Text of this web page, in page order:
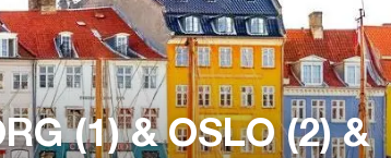
(1) & OSLO (2) &